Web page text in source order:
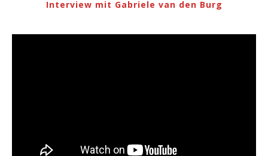
Interview mit Gabriele van den Burg